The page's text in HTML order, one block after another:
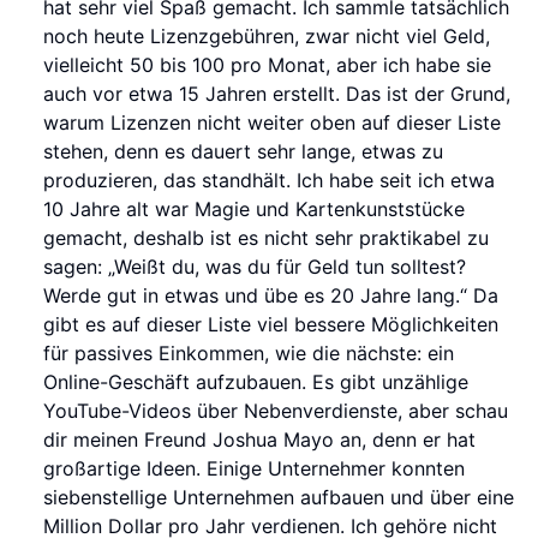
hat sehr viel Spaß gemacht. Ich sammle tatsächlich
noch heute Lizenzgebühren, zwar nicht viel Geld,
vielleicht 50 bis 100 pro Monat, aber ich habe sie
auch vor etwa 15 Jahren erstellt. Das ist der Grund,
warum Lizenzen nicht weiter oben auf dieser Liste
stehen, denn es dauert sehr lange, etwas zu
produzieren, das standhält. Ich habe seit ich etwa
10 Jahre alt war Magie und Kartenkunststücke
gemacht, deshalb ist es nicht sehr praktikabel zu
sagen: „Weißt du, was du für Geld tun solltest?
Werde gut in etwas und übe es 20 Jahre lang.“ Da
gibt es auf dieser Liste viel bessere Möglichkeiten
für passives Einkommen, wie die nächste: ein
Online-Geschäft aufzubauen. Es gibt unzählige
YouTube-Videos über Nebenverdienste, aber schau
dir meinen Freund Joshua Mayo an, denn er hat
großartige Ideen. Einige Unternehmer konnten
siebenstellige Unternehmen aufbauen und über eine
Million Dollar pro Jahr verdienen. Ich gehöre nicht